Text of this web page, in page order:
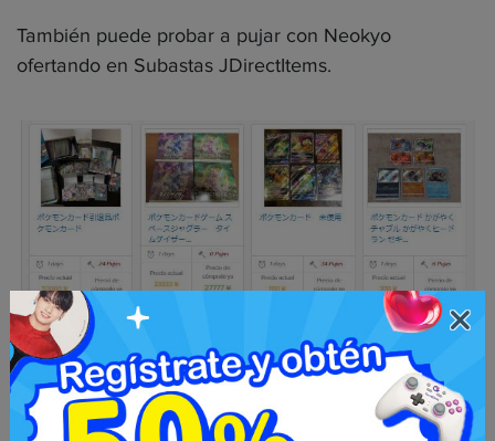
También puede probar a pujar con Neokyo
ofertando en Subastas JDirectItems.